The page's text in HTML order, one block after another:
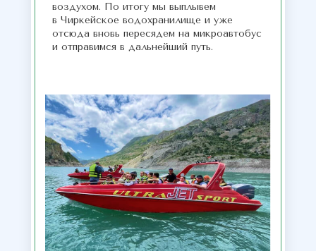
воздухом. По итогу мы выплывем
в Чиркейское водохранилище и уже
отсюда вновь пересядем на микроавтобус
и отправимся в дальнейший путь.